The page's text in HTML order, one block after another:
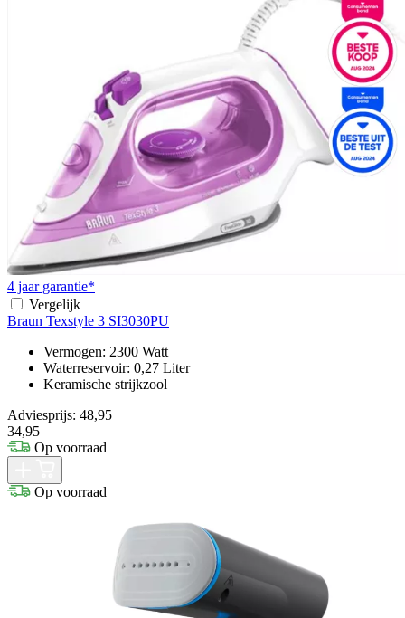
4 jaar garantie*
Vergelijk
Braun Texstyle 3 SI3030PU
Vermogen: 2300 Watt
Waterreservoir: 0,27 Liter
Keramische strijkzool
Adviesprijs: 48,95
34,95
Op voorraad
Op voorraad